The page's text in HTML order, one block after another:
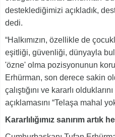
desteklediğimizi açıkladık,
dedi.
“Halkımızın, özellikle de
eşitliği, güvenliği, dünyayla
'özne' olma pozisyonunun
Erhürman, son derece sakin
çalıştığını ve kararlı
açıklamasını “Telaşa mahal
Kararlılığımız sanırım artık